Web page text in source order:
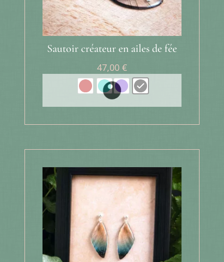
Sautoir créateur en ailes de fée
47,00 €